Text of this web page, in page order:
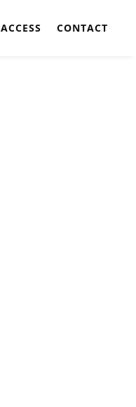
ACCESS CONTACT